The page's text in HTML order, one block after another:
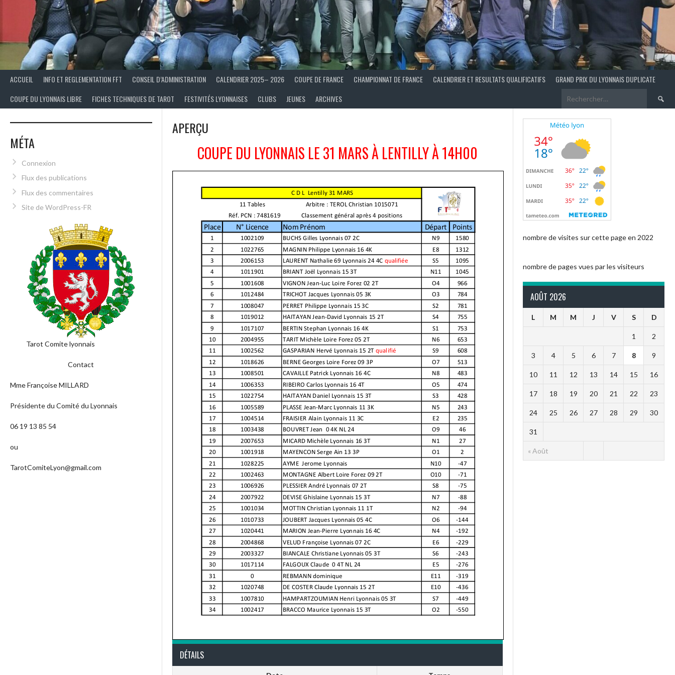
ACCUEIL INFO ET REGLEMENTATION FFT CONSEIL D’ADMINISTRATION CALENDRIER 2025– 2026 COUPE DE FRANCE CHAMPIONNAT DE FRANCE CALENDRIER ET RESULTATS QUALIFICATIFS
GRAND PRIX DU LYONNAIS DUPLICATE
COUPE DU LYONNAIS LIBRE
FICHES TECHNIQUES DE TAROT FESTIVITÉS LYONNAISES CLUBS JEUNES ARCHIVES
APERÇU
COUPE DU LYONNAIS LE 31 MARS À LENTILLY À 14H00
DÉTAILS
MÉTA
Connexion
Flux des publications
Flux des commentaires
Site de WordPress-FR
Tarot Comite lyonnais
Contact
Mme Françoise MILLARD
Présidente du Comité du Lyonnais
06 19 13 85 54
ou
TarotComiteLyon@gmail.com
nombre de visites sur cette page en 2022
nombre de pages vues par les visiteurs
AOÛT 2026
L M M J V S D
« Août
1 2
3 4 5 6 7 8 9
10 11 12 13 14 15 16
17 18 19 20 21 22 23
24 25 26 27 28 29 30
31